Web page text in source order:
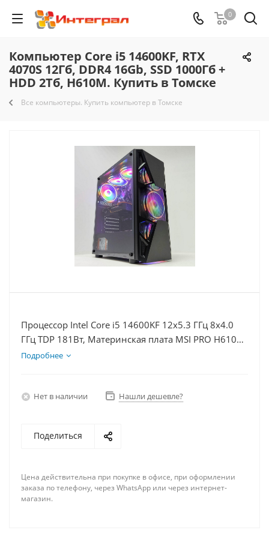
0
Компьютер Core i5 14600KF, RTX
4070S 12Гб, DDR4 16Gb, SSD 1000Гб +
HDD 2Тб, H610M. Купить в Томске
Все компьютеры. Купить компьютер в Томске
Процессор Intel Core i5 14600KF 12x5.3 ГГц 8x4.0
ГГц TDP 181Вт, Материнская плата MSI PRO H610M-
E, Видеокарта RTX 4070S 12Гб, Память DDR4 16Gb,
Подробнее
Нет в наличии Нашли дешевле?
Поделиться
Цена действительна при покупке в офисе, при оформлении
заказа по телефону, через WhatsApp или через интернет-
магазин.